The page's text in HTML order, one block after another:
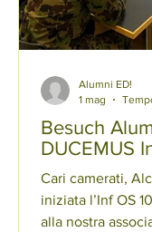
Besuch
DUCEMUS
Cari camerati,
iniziata l’Inf OS
alla nostra
Alumni ED!
1 mag